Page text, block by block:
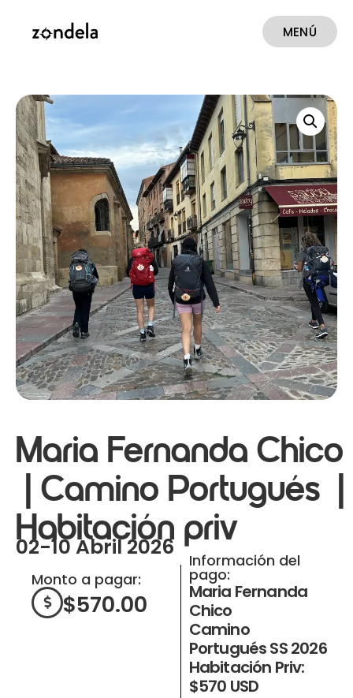
MENÚ
Maria Fernanda Chico
| Camino Portugués |
Habitación priv
02-10 Abril 2026
Monto a pagar:
$570.00
Información del
pago:
Maria Fernanda
Chico
Camino
Portugués SS 2026
Habitación Priv:
$570 USD